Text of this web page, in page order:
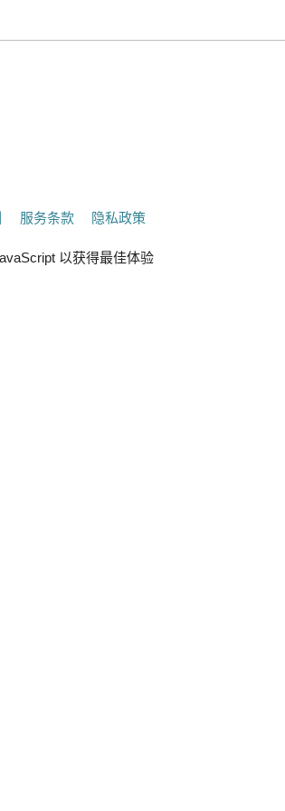
服务条款 隐私政策
以获得最佳体验